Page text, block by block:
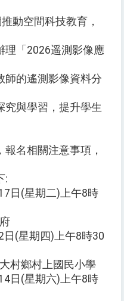
動空間科技教育，
理「2026遥測影像應
師的遙測影像資料分
究與學習，提升學生
名相關注意事項，
:
日(星期二)上午8時
日(星期四)上午8時30
村鄉村上國民小學
日(星期六)上午8時